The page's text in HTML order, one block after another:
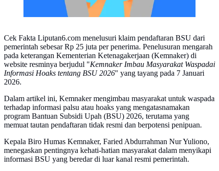
Cek Fakta Liputan6.com menelusuri klaim pendaftaran BSU dari
pemerintah sebesar Rp 25 juta per penerima. Penelusuran mengarah
pada keterangan Kementerian Ketenagakerjaan (Kemnaker) di
website resminya berjudul "Kemnaker Imbau Masyarakat Waspadai
Informasi Hoaks tentang BSU 2026" yang tayang pada 7 Januari
2026.
Dalam artikel ini, Kemnaker mengimbau masyarakat untuk waspada
terhadap informasi palsu atau hoaks yang mengatasnamakan
program Bantuan Subsidi Upah (BSU) 2026, terutama yang
memuat tautan pendaftaran tidak resmi dan berpotensi penipuan.
Kepala Biro Humas Kemnaker, Faried Abdurrahman Nur Yuliono,
menegaskan pentingnya kehati-hatian masyarakat dalam menyikapi
informasi BSU yang beredar di luar kanal resmi pemerintah.